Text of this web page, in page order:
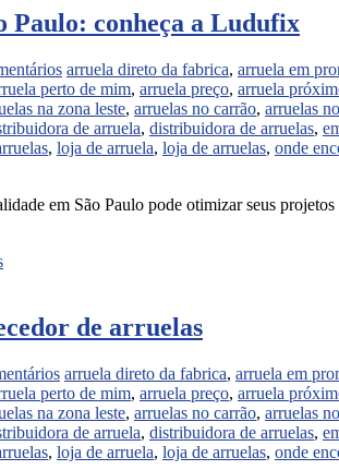
Paulo: conheça a Ludufix
arruela direto da fabrica, arruela em
perto de mim, arruela preço, arruela
na zona leste, arruelas no carrão, arruelas
de arruela, distribuidora de arruelas,
, loja de arruela, loja de arruelas, onde
em São Paulo pode otimizar seus
de arruelas
arruela direto da fabrica, arruela em
perto de mim, arruela preço, arruela
na zona leste, arruelas no carrão, arruelas
de arruela, distribuidora de arruelas,
, loja de arruela, loja de arruelas, onde